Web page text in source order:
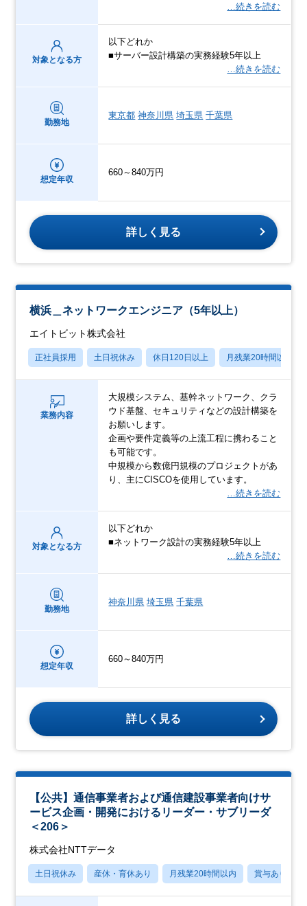
…続きを読む
対象となる方
以下どれか
■サーバー設計構築の実務経験5年以上
…続きを読む
勤務地
東京都 神奈川県 埼玉県 千葉県
想定年収
660～840万円
詳しく見る
横浜＿ネットワークエンジニア（5年以上）
エイトビット株式会社
正社員採用 土日祝休み 休日120日以上 月残業20時間以内
業務内容
大規模システム、基幹ネットワーク、クラ
ウド基盤、セキュリティなどの設計構築を
お願いします。
企画や要件定義等の上流工程に携わること
も可能です。
中規模から数億円規模のプロジェクトがあ
り、主にCISCOを使用しています。
…続きを読む
対象となる方
以下どれか
■ネットワーク設計の実務経験5年以上
…続きを読む
勤務地
神奈川県 埼玉県 千葉県
想定年収
660～840万円
詳しく見る
【公共】通信事業者および通信建設事業者向けサ
ービス企画・開発におけるリーダー・サブリーダ
＜206＞
株式会社NTTデータ
土日祝休み 産休・育休あり 月残業20時間以内 賞与あり